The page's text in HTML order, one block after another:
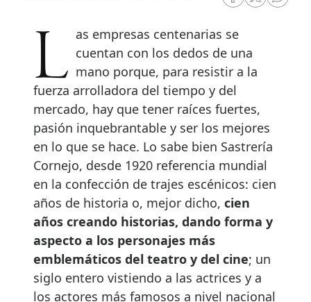
RRSS Facebook
RRSSRRSS
Las empresas centenarias se cuentan con los dedos de una
mano porque, para resistir a la
fuerza arrolladora del tiempo y del
mercado, hay que tener raíces fuertes,
pasión inquebrantable y ser los mejores
en lo que se hace. Lo sabe bien Sastrería
Cornejo, desde 1920 referencia mundial
en la confección de trajes escénicos: cien
años de historia o, mejor dicho, cien
años creando historias, dando forma y
aspecto a los personajes más
emblemáticos del teatro y del cine; un
siglo entero vistiendo a las actrices y a
los actores más famosos a nivel nacional